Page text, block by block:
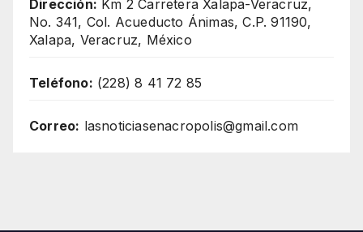
Dirección: Km 2 Carretera Xalapa-Veracruz,
No. 341, Col. Acueducto Ánimas, C.P. 91190,
Xalapa, Veracruz, México
Teléfono: (228) 8 41 72 85
Correo: lasnoticiasenacropolis@gmail.com